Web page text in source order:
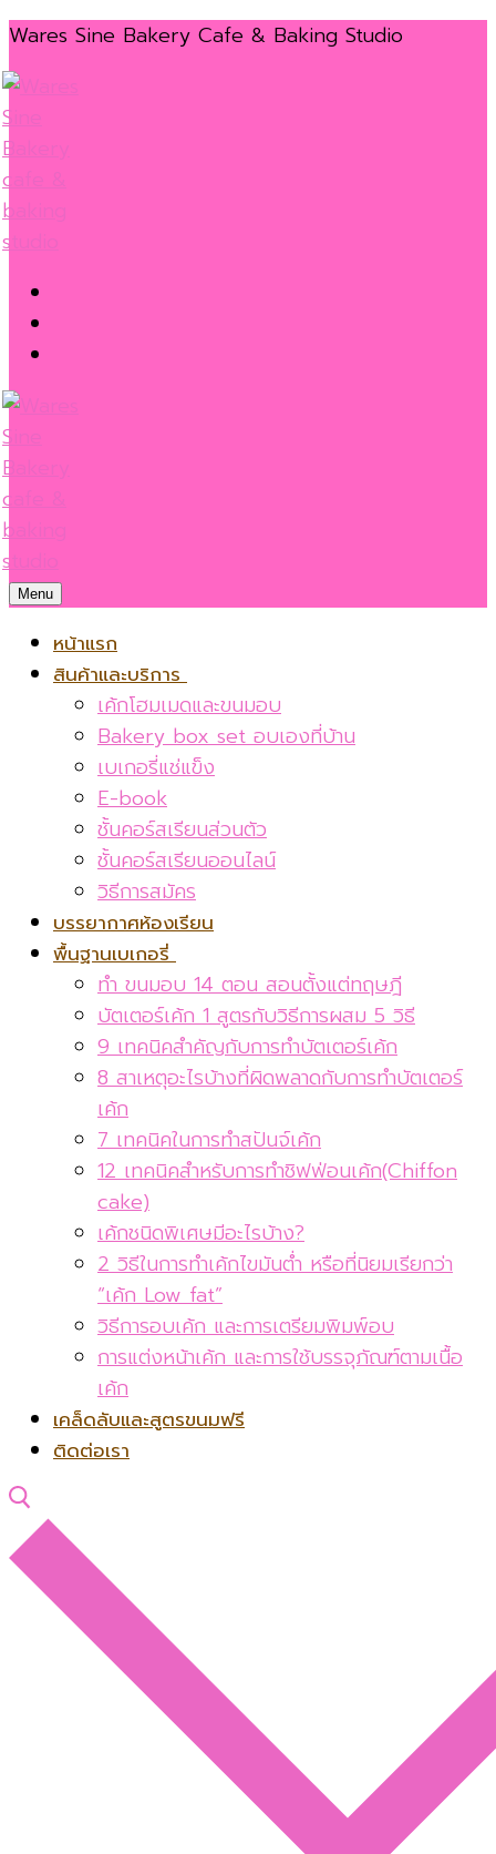
Skip
to
content
Menu
Close
Wares Sine Bakery Cafe & Baking Studio
Menu
หน้าแรก
สินค้าและบริการ
เค้กโฮมเมดและขนมอบ
Bakery box set อบเองที่บ้าน
เบเกอรี่แช่แข็ง
E-book
ชั้นคอร์สเรียนส่วนตัว
ชั้นคอร์สเรียนออนไลน์
วิธีการสมัคร
บรรยากาศห้องเรียน
พื้นฐานเบเกอรี่
ทำ ขนมอบ 14 ตอน สอนตั้งแต่ทฤษฎี
บัตเตอร์เค้ก 1 สูตรกับวิธีการผสม 5 วิธี
9 เทคนิคสำคัญกับการทำบัตเตอร์เค้ก
8 สาเหตุอะไรบ้างที่ผิดพลาดกับการทำบัตเตอร์
เค้ก
7 เทคนิคในการทำสปันจ์เค้ก
12 เทคนิคสำหรับการทำชิฟฟ่อนเค้ก(Chiffon
cake)
เค้กชนิดพิเศษมีอะไรบ้าง?
2 วิธีในการทำเค้กไขมันต่ำ หรือที่นิยมเรียกว่า
“เค้ก Low fat”
วิธีการอบเค้ก และการเตรียมพิมพ์อบ
การแต่งหน้าเค้ก และการใช้บรรจุภัณฑ์ตามเนื้อ
เค้ก
เคล็ดลับและสูตรขนมฟรี
ติดต่อเรา